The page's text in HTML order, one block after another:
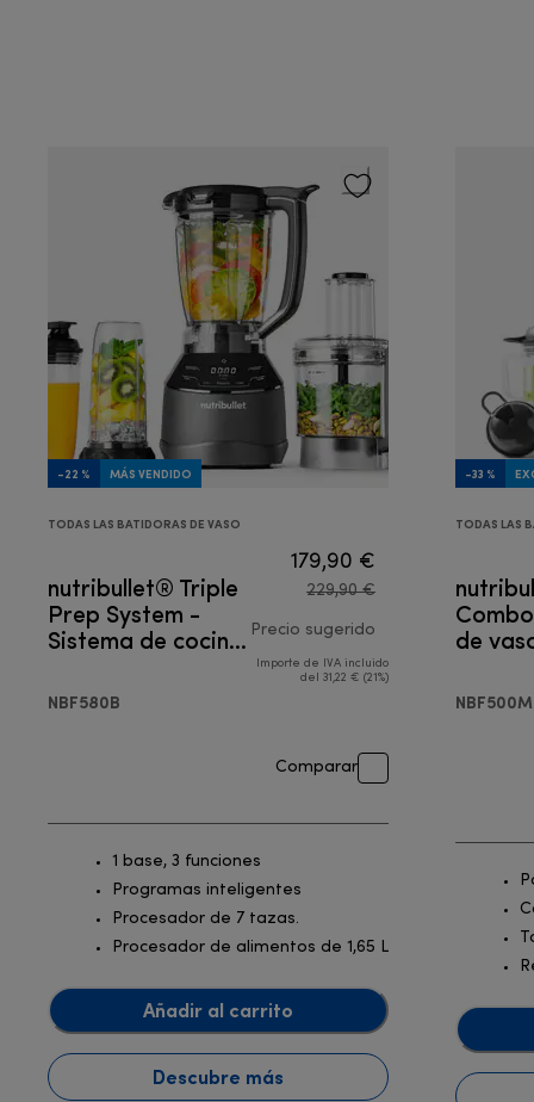
-22 % MÁS VENDIDO
TODAS LAS BATIDORAS DE VASO
nutribullet® Triple
Prep System -
Sistema de cocina
NBF580B
179,90 €
229,90 €
Precio sugerido
precio original
Importe de IVA incluido
del 31,22 € (21%)
Comparar
1 base, 3 funciones
Programas inteligentes
Procesador de 7 tazas.
Procesador de alimentos de 1,65 L
Añadir al carrito
Descubre más
-33 %
TODAS LAS
de